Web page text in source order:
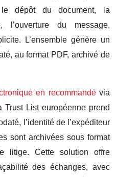
le dépôt du document, la
l’ouverture du message,
L’ensemble génère un
au format PDF, archivé de
en recommandévia
List européenne prend
l’identité de l’expéditeur
sont archivées sous format
litige. Cette solution offre
des échanges, avec